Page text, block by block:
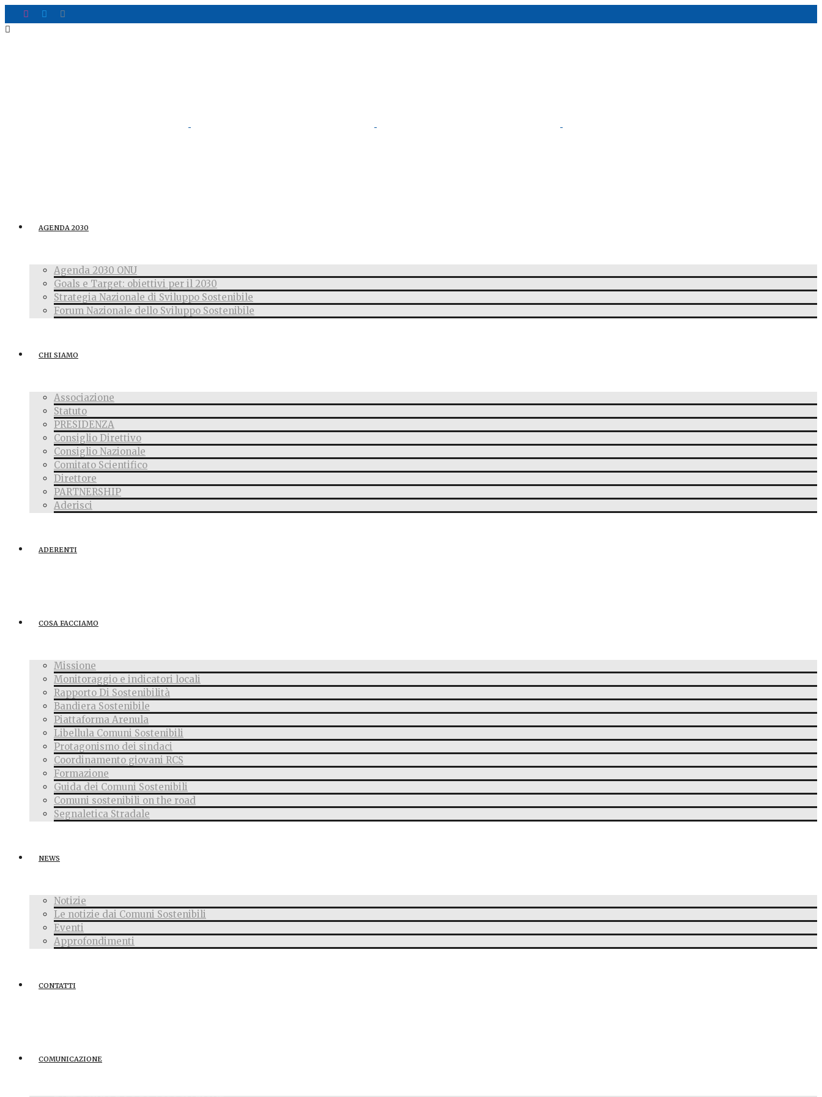
AGENDA 2030
Agenda 2030 ONU
Goals e Target: obiettivi per il 2030
Strategia Nazionale di Sviluppo Sostenibile
Forum Nazionale dello Sviluppo Sostenibile
CHI SIAMO
Associazione
Statuto
PRESIDENZA
Consiglio Direttivo
Consiglio Nazionale
Comitato Scientifico
Direttore
PARTNERSHIP
Aderisci
ADERENTI
COSA FACCIAMO
Missione
Monitoraggio e indicatori locali
Rapporto Di Sostenibilità
Bandiera Sostenibile
Piattaforma Arenula
Libellula Comuni Sostenibili
Protagonismo dei sindaci
Coordinamento giovani RCS
Formazione
Guida dei Comuni Sostenibili
Comuni sostenibili on the road
Segnaletica Stradale
NEWS
Notizie
Le notizie dai Comuni Sostenibili
Eventi
Approfondimenti
CONTATTI
COMUNICAZIONE